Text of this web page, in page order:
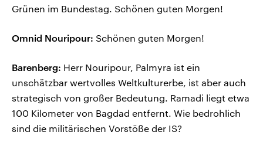
Grünen im Bundestag. Schönen guten Morgen!
Omnid Nouripour: Schönen guten Morgen!
Barenberg: Herr Nouripour, Palmyra ist ein
unschätzbar wertvolles Weltkulturerbe, ist aber auch
strategisch von großer Bedeutung. Ramadi liegt etwa
100 Kilometer von Bagdad entfernt. Wie bedrohlich
sind die militärischen Vorstöße der IS?